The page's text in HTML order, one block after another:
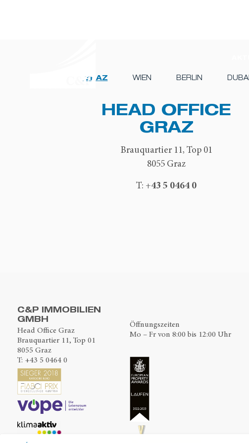
GRAZ WIEN BERLIN DUBAI
HEAD OFFICE
GRAZ
Brauquartier 11, Top 01
8055 Graz
T: +43 5 0464 0
C&P IMMOBILIEN
GMBH
Head Office Graz
Brauquartier 11, Top 01
8055 Graz
T: +43 5 0464 0
Öffnungszeiten
Mo – Fr von 8:00 bis 12:00 Uhr